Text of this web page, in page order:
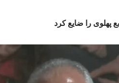
پهلوی را ضایع کرد